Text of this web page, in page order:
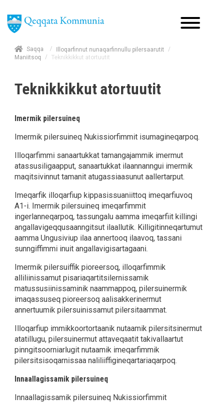
Saqqa / Illoqarfinnut nunaqarfinnullu pilersaarutit
/
Maniitsoq
/ Teknikkikkut atortuutit
Teknikkikkut atortuutit
Imermik pilersuineq
Imermik pilersuineq Nukissiorfimmit isumagineqarpoq.
Illoqarfimmi sanaartukkat tamangajammik imermut
atassusiligaapput, sanaartukkat ilaannanngui imermik
maqitsivinnut tamanit atugassiaasunut aallertarput.
Imeqarfik illoqarfiup kippasissuaniittoq imeqarfiuvoq
A1-i. Imermik pilersuineq imeqarfimmit
ingerlanneqarpoq, tassungalu aamma imeqarfiit killingi
angallavigeqqusaanngitsut ilaallutik. Killigitinneqartumut
aamma Ungusiviup ilaa annertooq ilaavoq, tassani
sunngiffimmi inuit angallavigisartagaani.
Imermik pilersuiffik pioreersoq, illoqarfimmik
alliliinissamut pisariaqartitsilernissamik
matussusiinissaminik naammappoq, pilersuinermik
imaqassuseq pioreersoq aalisakkerinermut
annertuumik pilersuinissamut pilersitaammat.
Illoqarfiup immikkoortortaanik nutaamik pilersitsinermut
atatillugu, pilersuinermut attaveqaatit takivallaartut
pinngitsoorniarlugit nutaamik imeqarfimmik
pilersitsisoqarnissaa naliliiffigineqartariaqarpoq.
Innaallagissamik pilersuineq
Innaallagissamik pilersuineq Nukissiorfimmit